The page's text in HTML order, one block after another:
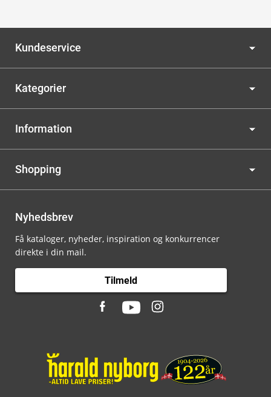
Kundeservice
Kategorier
Information
Shopping
Nyhedsbrev
Få kataloger, nyheder, inspiration og konkurrencer
direkte i din mail.
Tilmeld